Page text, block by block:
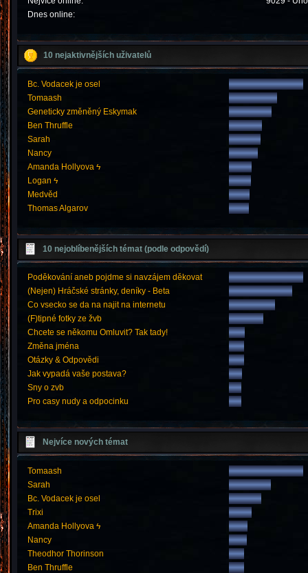
Dnes online:
10 nejaktivnějších uživatelů
Bc. Vodacek je osel
Tomaash
Geneticky změněný Eskymak
Ben Thruffle
Sarah
Nancy
Amanda Hollyova ϟ
Logan ϟ
Medvěd
Thomas Algarov
10 nejoblíbenějších témat (podle odpovědí)
Poděkování aneb pojdme si navzájem děkovat
(Nejen) Hráčské stránky, deníky - Beta
Co vsecko se da na najit na internetu
(F)tipné fotky ze žvb
Chcete se někomu Omluvit? Tak tady!
Změna jména
Otázky & Odpovědi
Jak vypadá vaše postava?
Sny o zvb
Pro casy nudy a odpocinku
Nejvíce nových témat
Tomaash
Sarah
Bc. Vodacek je osel
Trixi
Amanda Hollyova ϟ
Nancy
Theodhor Thorinson
Ben Thruffle